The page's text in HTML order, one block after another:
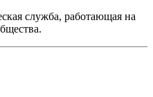
служба, работающая на